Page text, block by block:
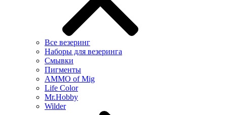
Все везеринг
Наборы для везеринга
Смывки
Пигменты
AMMO of Mig
Life Color
Mr.Hobby
Wilder